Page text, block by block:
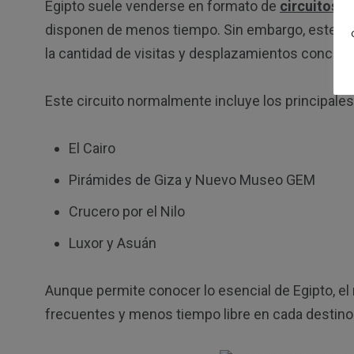
Egipto suele venderse en formato de circuitos
disponen de menos tiempo. Sin embargo, este
la cantidad de visitas y desplazamientos
Este circuito normalmente incluye los
El Cairo
Pirámides de Giza y Nuevo Museo GEM
Crucero por el Nilo
Luxor y Asuán
Aunque permite conocer lo esencial de Egipto,
frecuentes y menos tiempo libre en cada